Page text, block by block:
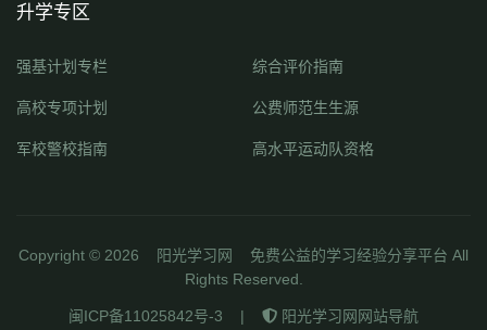
升学专区
强基计划专栏 综合评价指南
高校专项计划 公费师范生生源
军校警校指南 高水平运动队资格
Copyright © 2026 阳光学习网
免费公益的学习经验分享平台 All
Rights Reserved.
闽ICP备11025842号-3 | 阳光学习网网站导航